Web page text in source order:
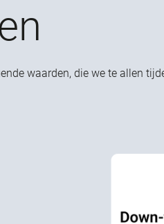
waarden, die we te allen